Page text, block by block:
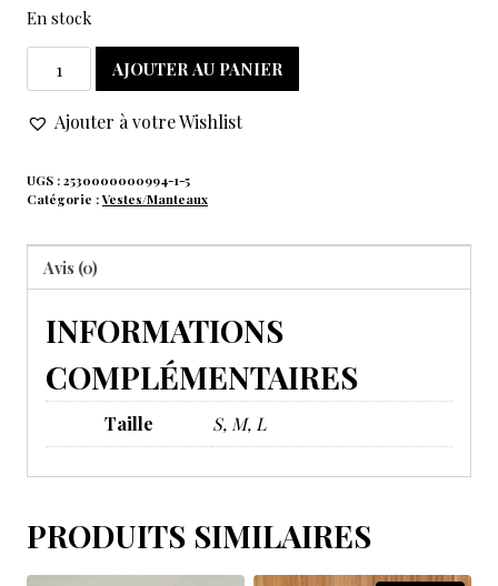
En stock
AJOUTER AU PANIER
Ajouter à votre Wishlist
UGS : 2530000000994-1-5
Catégorie :Vestes/Manteaux
Avis (0)
INFORMATIONS
COMPLÉMENTAIRES
Taille S, M, L
PRODUITS SIMILAIRES